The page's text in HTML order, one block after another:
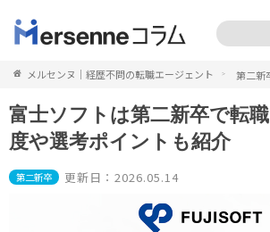
メルセンヌ｜経歴不問の転職エージェント 第二新
富士ソフトは第二新卒で転
度や選考ポイントも紹介
第二新卒 更新日：2026.05.14